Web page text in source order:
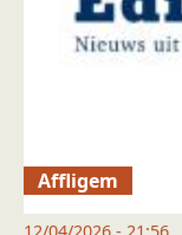
Affligem